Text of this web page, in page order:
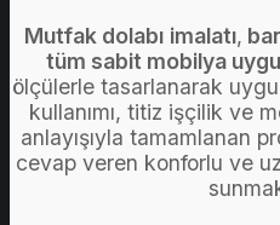
Mutfak dolabı imalatı,
tüm sabit mobilya
ölçülerle tasarlanarak
kullanımı, titiz işçilik ve
anlayışıyla tamamlanan
cevap veren konforlu ve